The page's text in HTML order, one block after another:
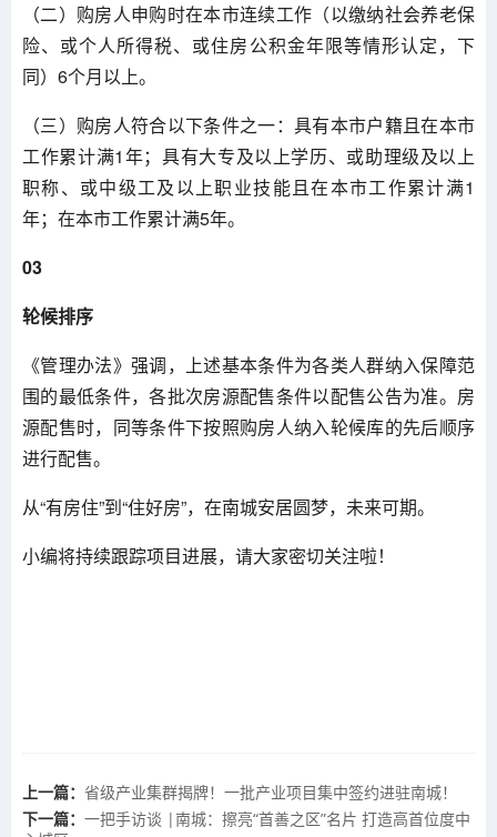
（二）购房人申购时在本市连续工作（以缴纳社会养老保
险、或个人所得税、或住房公积金年限等情形认定，下
同）6个月以上。
（三）购房人符合以下条件之一：具有本市户籍且在本市
工作累计满1年；具有大专及以上学历、或助理级及以上
职称、或中级工及以上职业技能且在本市工作累计满1
年；在本市工作累计满5年。
03
轮候排序
《管理办法》强调，上述基本条件为各类人群纳入保障范
围的最低条件，各批次房源配售条件以配售公告为准。房
源配售时，同等条件下按照购房人纳入轮候库的先后顺序
进行配售。
从“有房住”到“住好房”，在南城安居圆梦，未来可期。
小编将持续跟踪项目进展，请大家密切关注啦！
上一篇： 省级产业集群揭牌！一批产业项目集中签约进驻南城！
下一篇： 一把手访谈 |南城：擦亮“首善之区”名片 打造高首位度中